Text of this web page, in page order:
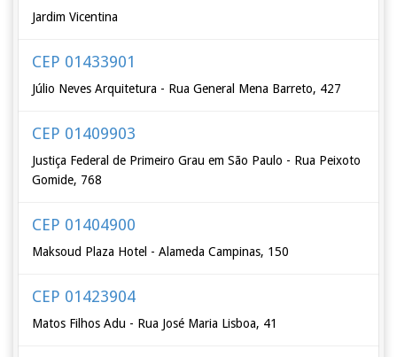
Jardim Vicentina
CEP 01433901
Júlio Neves Arquitetura - Rua General Mena Barreto, 427
CEP 01409903
Justiça Federal de Primeiro Grau em São Paulo - Rua Peixoto
Gomide, 768
CEP 01404900
Maksoud Plaza Hotel - Alameda Campinas, 150
CEP 01423904
Matos Filhos Adu - Rua José Maria Lisboa, 41